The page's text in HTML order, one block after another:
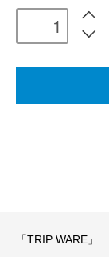
「TRIP WARE」